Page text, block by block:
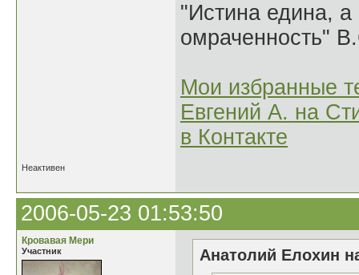
"Истина едина,
омраченность"
Мои избранные
Евгений А. на
в Контакте
Неактивен
2006-05-23 01:53:50
Кровавая Мери
Участник
Анатолий Елохин